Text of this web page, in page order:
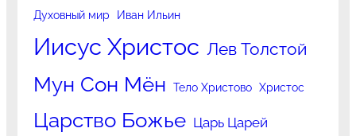
Духовный мир
Иван Ильин
Иисус Христос Лев Толстой
Мун Сон Мён Тело Христово Христос
Царство Божье Царь Царей